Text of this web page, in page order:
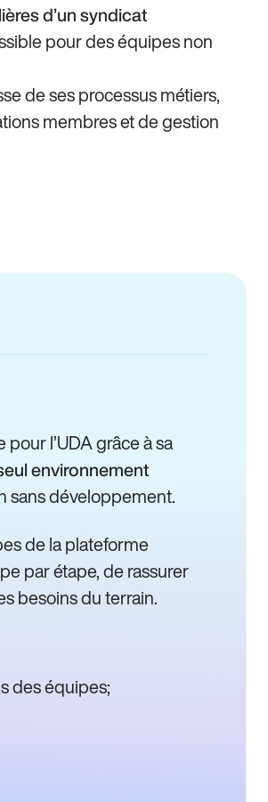
d’un syndicat
pour des équipes non
de ses processus métiers,
membres et de gestion
l’UDA grâce à sa
environnement
sans développement.
de la plateforme
par étape, de rassurer
besoins du terrain.
des équipes;